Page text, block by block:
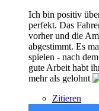
Ich bin positiv
perfekt. Das
vorher und die
abgestimmt. Es
spielen - nach
gute Arbeit habt
mehr als gelohnt
Zitieren